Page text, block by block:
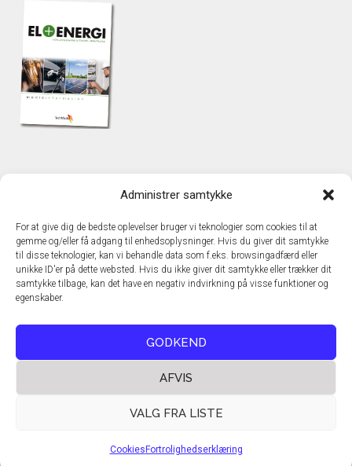
Administrer samtykke
For at give dig de bedste oplevelser bruger vi teknologier som cookies til at
gemme og/eller få adgang til enhedsoplysninger. Hvis du giver dit samtykke
til disse teknologier, kan vi behandle data som f.eks. browsingadfærd eller
unikke ID'er på dette websted. Hvis du ikke giver dit samtykke eller trækker dit
samtykke tilbage, kan det have en negativ indvirkning på visse funktioner og
egenskaber.
GODKEND
AFVIS
VALG FRA LISTE
Cookies Fortrolighedserklæring
TechMedia A/S
DK – 2600 Glostrup
www.techmedia.dk
Telefon: +45 43 24 26 28
E-mail:info@techmedia.dk